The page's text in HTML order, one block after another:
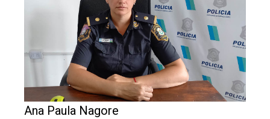
Tendencia
General
Política
Cultura
Ana Paula Nagore